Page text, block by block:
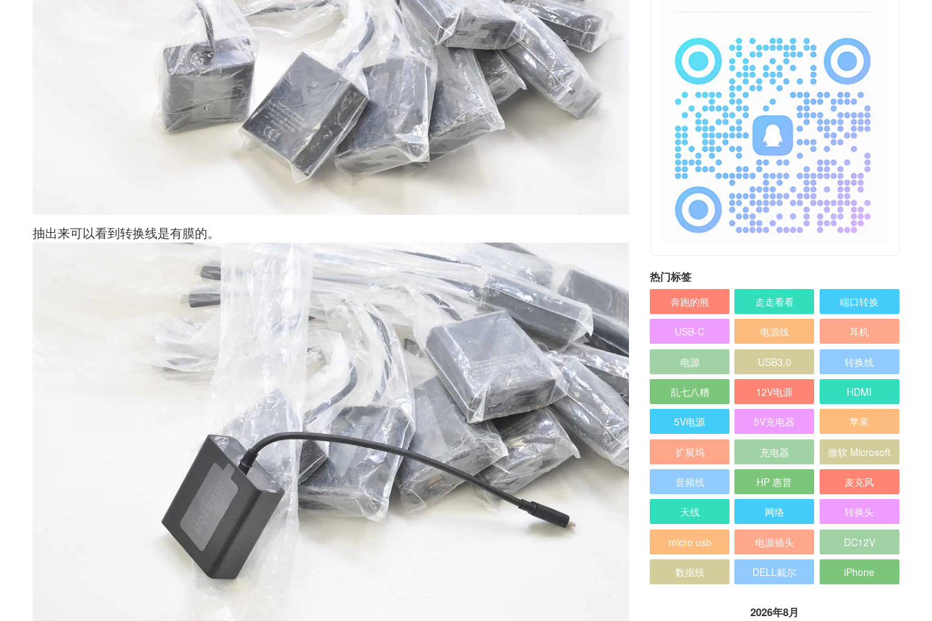
抽出来可以看到转换线是有膜的。
热门标签
奔跑的熊 走走看看 端口转换
USB-C 电源线 耳机
电源 USB3.0 转换线
乱七八糟 12V电源 HDMI
5V电源 5V充电器 苹果
扩展坞 充电器 微软 Microsoft
音频线 HP 惠普 麦克风
天线 网络 转换头
micro usb 电源插头 DC12V
数据线 DELL戴尔 iPhone
2026年8月